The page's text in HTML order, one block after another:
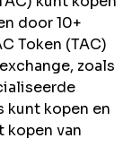
door 10+
Token (TAC)
zoals
kunt kopen en
kopen van